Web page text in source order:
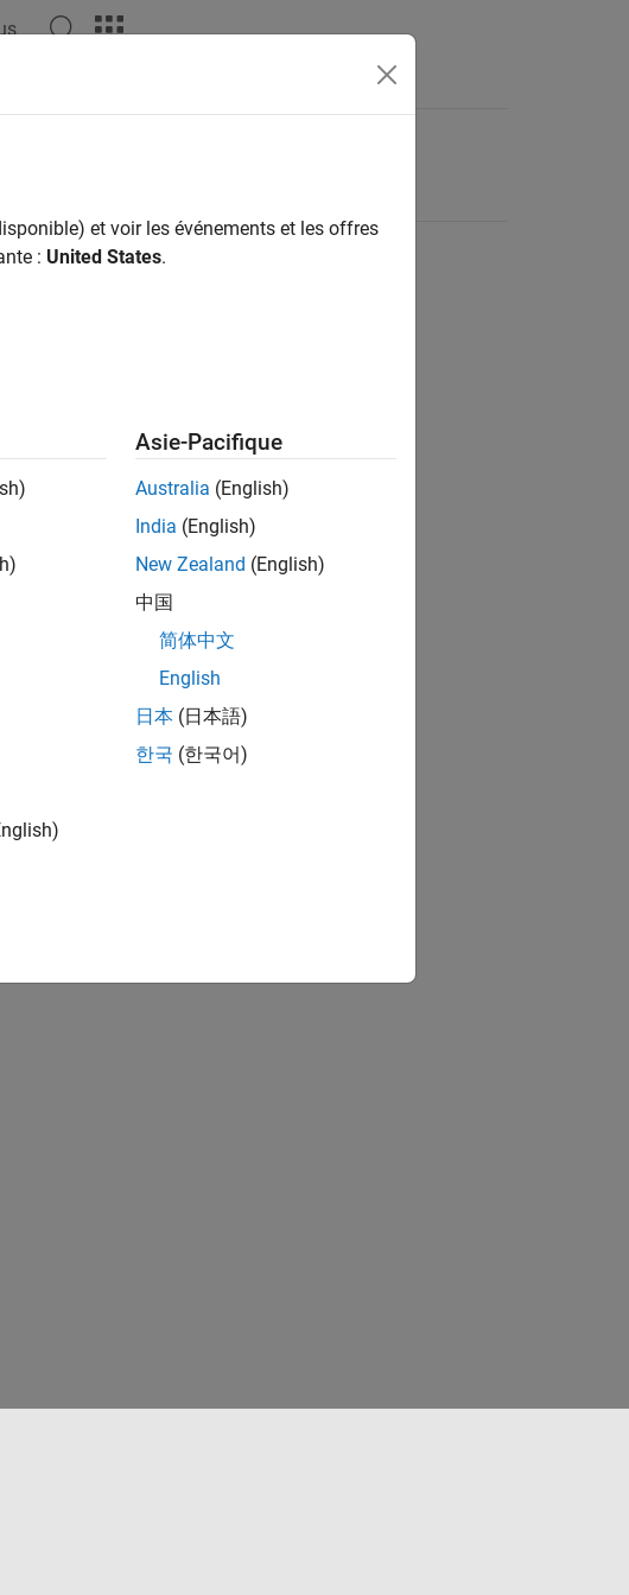
et voir les événements et les offres
: United States.
Asie-Pacifique
Australia (English)
India (English)
New Zealand (English)
中国
简体中文
English
日本 (日本語)
한국 (한국어)